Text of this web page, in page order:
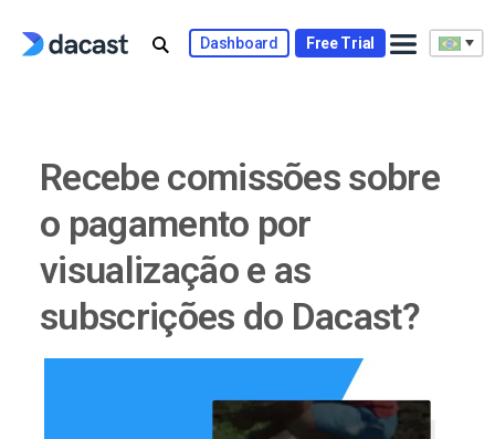
Dashboard Free Trial
Recebe comissões sobre
o pagamento por
visualização e as
subscrições do Dacast?